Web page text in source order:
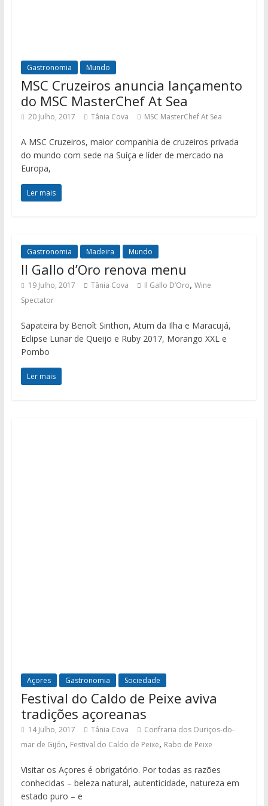
Gastronomia Mundo
MSC Cruzeiros anuncia lançamento
do MSC MasterChef At Sea
20 Julho, 2017 Tânia Cova MSC MasterChef At Sea
A MSC Cruzeiros, maior companhia de cruzeiros privada
do mundo com sede na Suíça e líder de mercado na
Europa,
Ler mais
Gastronomia Madeira Mundo
Il Gallo d’Oro renova menu
19 Julho, 2017 Tânia Cova Il Gallo D’Oro, Wine
Spectator
Sapateira by Benoît Sinthon, Atum da Ilha e Maracujá,
Eclipse Lunar de Queijo e Ruby 2017, Morango XXL e
Pombo
Ler mais
Açores Gastronomia Sociedade
Festival do Caldo de Peixe aviva
tradições açoreanas
14 Julho, 2017 Tânia Cova
Confraria dos Ouriços-do-
mar de Gijón, Festival do Caldo de Peixe, Rabo de Peixe
Visitar os Açores é obrigatório. Por todas as razões
conhecidas – beleza natural, autenticidade, natureza em
estado puro – e